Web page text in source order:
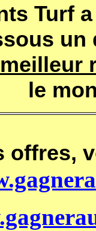
Turf
un
le
offres,